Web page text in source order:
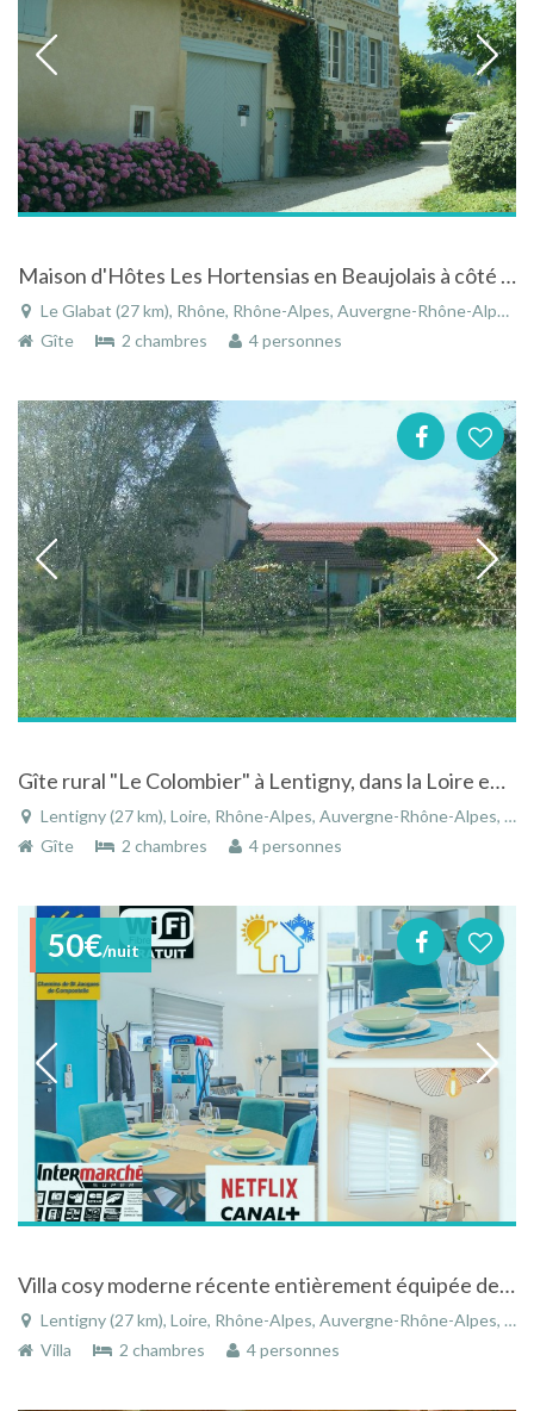
Maison d'Hôtes Les Hortensias en Beaujolais à côté du village de Clochermerle.
Le Glabat (27 km), Rhône, Rhône-Alpes, Auvergne-Rhône-Alpes, France
Gîte
2 chambres 4 personnes
Gîte rural "Le Colombier" à Lentigny, dans la Loire en Rhône-Alpes, havre de paix dans le Roannais.
Lentigny (27 km), Loire, Rhône-Alpes, Auvergne-Rhône-Alpes, France
Gîte
2 chambres 4 personnes
50€/nuit
Villa cosy moderne récente entièrement équipée des dernières technologies
Lentigny (27 km), Loire, Rhône-Alpes, Auvergne-Rhône-Alpes, France
Villa
2 chambres 4 personnes